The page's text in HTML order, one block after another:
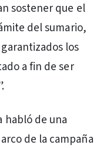
sostener que el
del sumario,
los
a fin de ser
habló de una
de la campaña